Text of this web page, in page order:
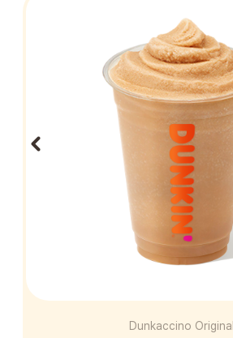
Dunkaccino Original